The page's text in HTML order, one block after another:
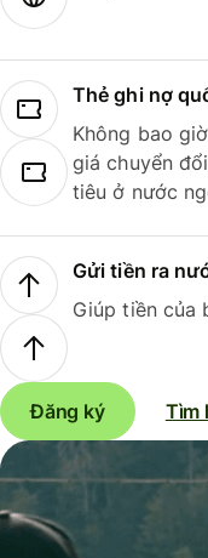
Thẻ ghi nợ
Không bao
giá chuyển
tiêu ở nước
Gửi tiền ra
Giúp tiền của
Đăng ký Tìm